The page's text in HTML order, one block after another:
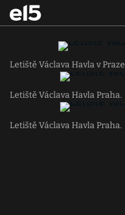
Letiště Václava Havla v Praze
Letiště Václava Havla Praha.
Letiště Václava Havla Praha.